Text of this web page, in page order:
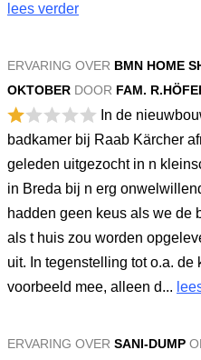
lees verder
ERVARING OVER BMN HOME
OKTOBER DOOR FAM.
In de
badkamer bij Raab Kärcher
geleden uitgezocht in n
in Breda bij n erg
hadden geen keus als we de
als t huis zou worden
uit. In tegenstelling tot o.a.
voorbeeld mee, alleen d...
ERVARING OVER SANI-DUMP